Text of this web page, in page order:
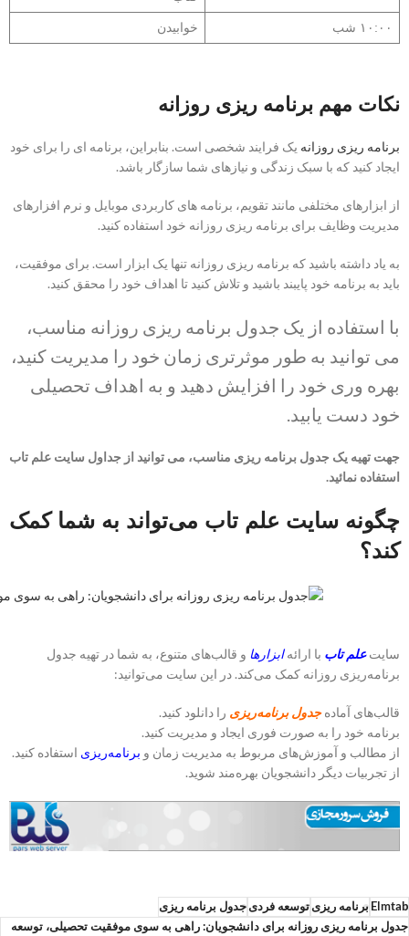
۱۰:۰۰ شب خوابیدن
نکات مهم برنامه ریزی روزانه
برنامه ریزی روزانه یک فرایند شخصی است. بنابراین، برنامه ای را برای خود
ایجاد کنید که با سبک زندگی و نیازهای شما سازگار باشد.
از ابزارهای مختلفی مانند تقویم، برنامه های کاربردی موبایل و نرم افزارهای
مدیریت وظایف برای برنامه ریزی روزانه خود استفاده کنید.
به یاد داشته باشید که برنامه ریزی روزانه تنها یک ابزار است. برای موفقیت،
باید به برنامه خود پایبند باشید و تلاش کنید تا اهداف خود را محقق کنید.
با استفاده از یک جدول برنامه ریزی روزانه مناسب،
می توانید به طور موثرتری زمان خود را مدیریت کنید،
بهره وری خود را افزایش دهید و به اهداف تحصیلی
خود دست یابید.
جهت تهیه یک جدول برنامه ریزی مناسب، می توانید از جداول سایت علم تاب
استفاده نمائید.
چگونه سایت علم تاب می‌تواند به شما کمک
کند؟
سایتعلم تاب با ارائهابزارها و قالب‌های متنوع، به شما در تهیه جدول
برنامه‌ریزی روزانه کمک می‌کند. در این سایت می‌توانید:
قالب‌های آمادهجدول برنامه‌ریزی را دانلود کنید.
برنامه خود را به صورت فوری ایجاد و مدیریت کنید.
از مطالب و آموزش‌های مربوط به مدیریت زمان و برنامه‌ریزی استفاده کنید.
از تجربیات دیگر دانشجویان بهره‌مند شوید.
Elmtab برنامه ریزی توسعه فردی جدول برنامه ریزی
جدول برنامه ریزی روزانه برای دانشجویان: راهی به سوی موفقیت تحصیلی، توسعه